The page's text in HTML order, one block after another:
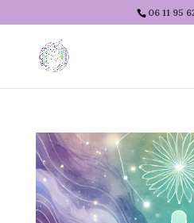
06 11 95